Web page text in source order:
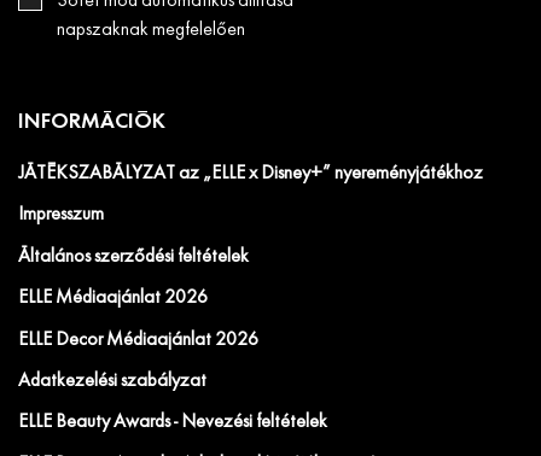
napszaknak megfelelően
INFORMÁCIÓK
JÁTÉKSZABÁLYZAT az „ELLE x Disney+” nyereményjátékhoz
Impresszum
Általános szerződési feltételek
ELLE Médiaajánlat 2026
ELLE Decor Médiaajánlat 2026
Adatkezelési szabályzat
ELLE Beauty Awards - Nevezési feltételek